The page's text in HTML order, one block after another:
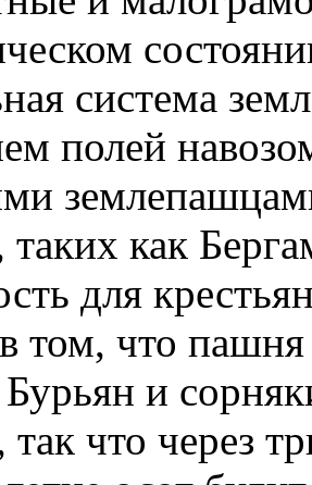
система
полей
таких как
для
том, что
Бурьян и
что через